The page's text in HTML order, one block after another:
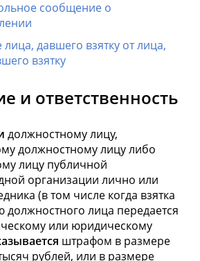
сообщение о
давшего взятку от лица,
взятку
и ответственность
должностному лицу,
должностному лицу либо
лицу публичной
организации лично или
(в том числе когда взятка
должностного лица передается
или юридическому
штрафом в размере
рублей, или в размере